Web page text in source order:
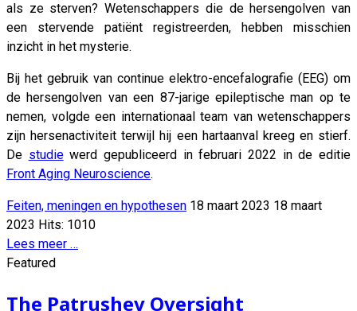
als ze sterven? Wetenschappers die de hersengolven van
een stervende patiënt registreerden, hebben misschien
inzicht in het mysterie.
Bij het gebruik van continue elektro-encefalografie (EEG) om
de hersengolven van een 87-jarige epileptische man op te
nemen, volgde een internationaal team van wetenschappers
zijn hersenactiviteit terwijl hij een hartaanval kreeg en stierf.
De studiewerd gepubliceerd in februari 2022 in de editie
Front Aging Neuroscience.
Feiten, meningen en hypothesen 18 maart 2023 18 maart
2023 Hits: 1010
Lees meer …
Featured
The Patrushev Oversight